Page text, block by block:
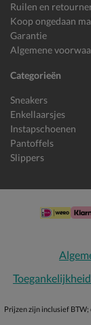
Ruilen en
Koop ongedaan
Garantie
Algemene
Categorieën
Sneakers
Enkellaarsjes
Instapschoenen
Pantoffels
Slippers
Prijzen zijn inclusief